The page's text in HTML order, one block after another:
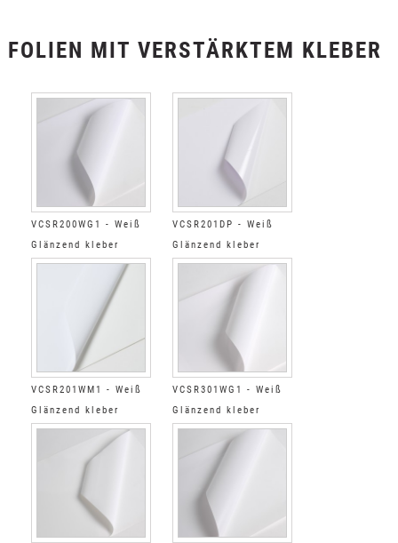
FOLIEN MIT VERSTÄRKTEM KLEBER
VCSR200WG1 - Weiß
Glänzend kleber
permanent super
VCSR201DP - Weiß
Glänzend kleber
permanent super
verstärkt farblos
Spezielle Kälte
VCSR201WM1 - Weiß
Glänzend kleber
permanent super
verstärkt farblos
VCSR301WG1 - Weiß
Glänzend kleber
permanent super
verstärkt farblos